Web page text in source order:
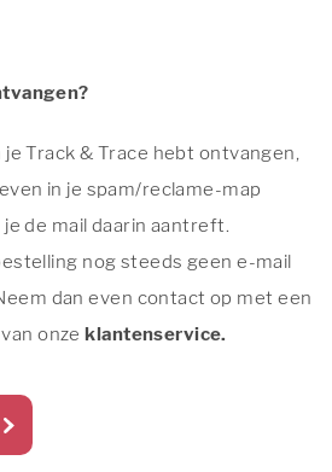
je Track & Trace hebt ontvangen,
in je spam/reclame-map
de mail daarin aantreft.
nog steeds geen e-mail
dan even contact op met een
onzeklantenservice.